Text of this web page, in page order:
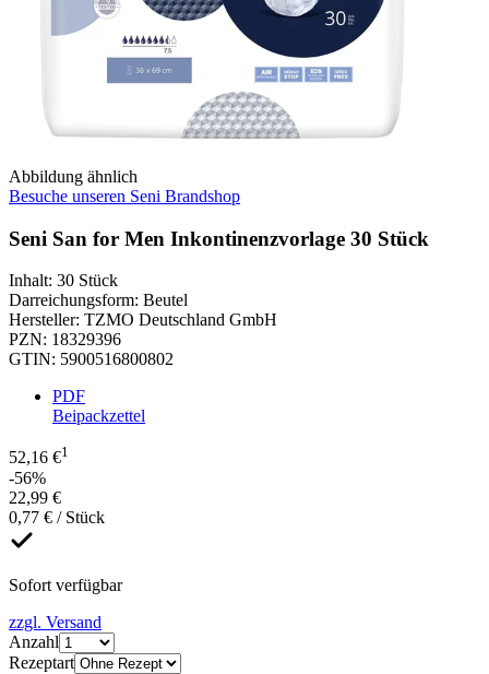
Abbildung ähnlich
Besuche unseren Seni Brandshop
Seni San for Men Inkontinenzvorlage 30 Stück
Inhalt: 30 Stück
Darreichungsform: Beutel
Hersteller: TZMO Deutschland GmbH
PZN: 18329396
GTIN: 5900516800802
PDF
Beipackzettel
52,16 €1
-56%
22,99 €
0,77 € / Stück
Sofort verfügbar
zzgl. Versand
Anzahl
Rezeptart